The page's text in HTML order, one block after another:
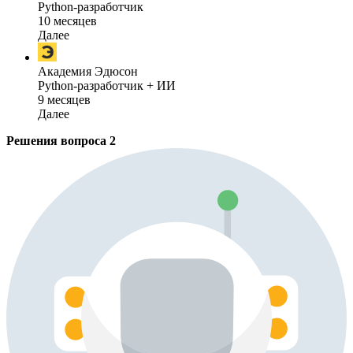
Python-разработчик
10 месяцев
Далее
Академия Эдюсон
Python-разработчик + ИИ
9 месяцев
Далее
Решения вопроса 2